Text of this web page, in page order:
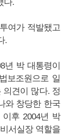
다.
여가 적발됐고
.
년 박 대통령이
보조원으로 일
의견이 많다. 정
와 창당한 한국
이후 2004년 박
서실장 역할을